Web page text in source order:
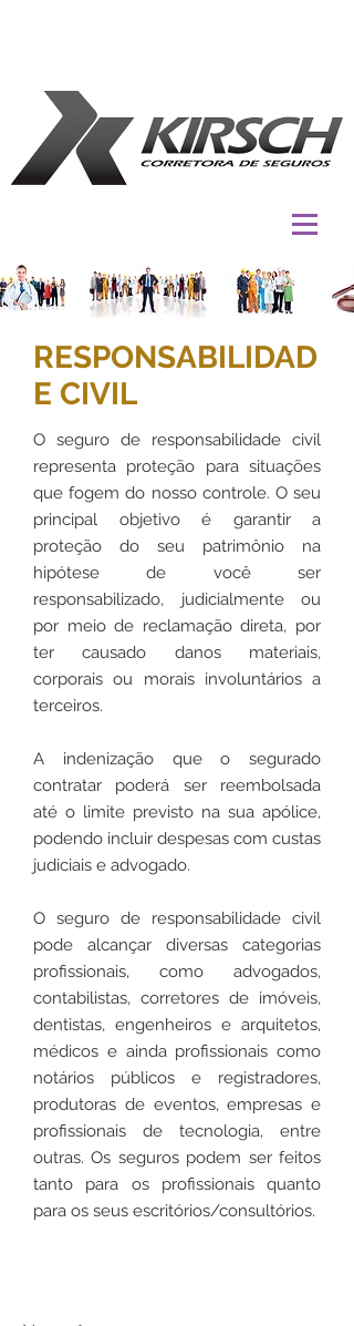
RESPONSABILIDAD
E CIVIL
O seguro de responsabilidade civil
representa proteção para situações
que fogem do nosso controle. O seu
principal objetivo é garantir a
proteção do seu patrimônio na
hipótese de você ser
responsabilizado, judicialmente ou
por meio de reclamação direta, por
ter causado danos materiais,
corporais ou morais involuntários a
terceiros.
A indenização que o segurado
contratar poderá ser reembolsada
até o limite previsto na sua apólice,
podendo incluir despesas com custas
judiciais e advogado.
O seguro de responsabilidade civil
pode alcançar diversas categorias
profissionais, como advogados,
contabilistas, corretores de imóveis,
dentistas, engenheiros e arquitetos,
médicos e ainda profissionais como
notários públicos e registradores,
produtoras de eventos, empresas e
profissionais de tecnologia, entre
outras. Os seguros podem ser feitos
tanto para os profissionais quanto
para os seus escritórios/consultórios.